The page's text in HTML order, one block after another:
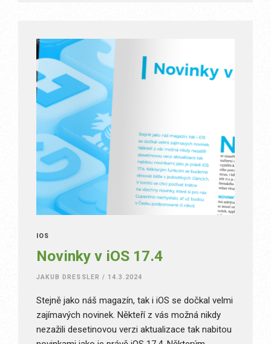
IOS
Novinky v iOS 17.4
JAKUB DRESSLER / 14.3.2024
Stejně jako náš magazín, tak i iOS se dočkal velmi
zajímavých novinek. Někteří z vás možná nikdy
nezažili desetinovou verzi aktualizace tak nabitou